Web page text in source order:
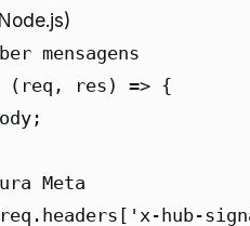
mensagens
(req, res) => {
Meta
hub-